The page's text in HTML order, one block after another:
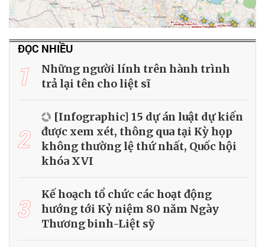
ĐỌC NHIỀU
1
Những người lính trên hành trình
trả lại tên cho liệt sĩ
2
[Infographic] 15 dự án luật dự kiến
được xem xét, thông qua tại Kỳ họp
không thường lệ thứ nhất, Quốc hội
khóa XVI
3
Kế hoạch tổ chức các hoạt động
hướng tới Kỷ niệm 80 năm Ngày
Thương binh-Liệt sỹ